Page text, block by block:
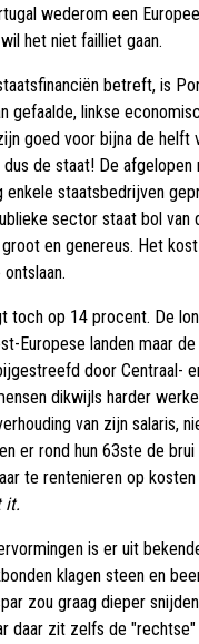
wederom een
het niet failliet gaan.
betreft, is
gefaalde, linkse
goed voor bijna de helft
de staat! De afgelopen
staatsbedrijven
sector staat bol van
en genereus. Het
toch op 14 procent. De
Europese landen maar
door Centraal-
dikwijls harder
van zijn salaris,
er rond hun 63ste de brui
te rentenieren op kosten
it.
is er uit
klagen steen en
zou graag dieper
daar zit zelfs de